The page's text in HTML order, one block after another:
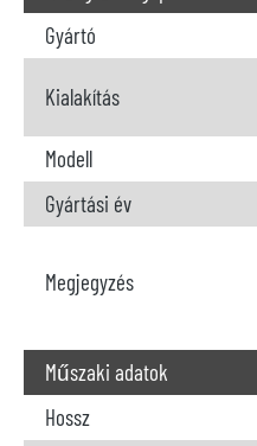
Gyártó
Kialakítás
Modell
Gyártási év
Megjegyzés
Műszaki adatok
Hossz